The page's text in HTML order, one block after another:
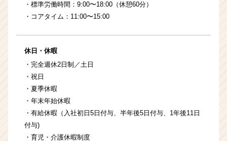
・標準労働時間：9:00〜18:00（休憩60分）
・コアタイム：11:00〜15:00
休日・休暇
・完全週休2日制／土日
・祝日
・夏季休暇
・年末年始休暇
・有給休暇（入社初日5日付与、半年後5日付与、1年後11日
付与)
・育児・介護休暇制度